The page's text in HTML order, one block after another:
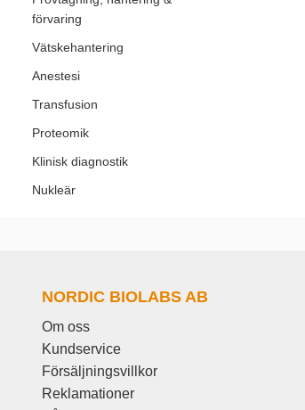
förvaring
Vätskehantering
Anestesi
Transfusion
Proteomik
Klinisk diagnostik
Nukleär
NORDIC BIOLABS AB
Om oss
Kundservice
Försäljningsvillkor
Reklamationer